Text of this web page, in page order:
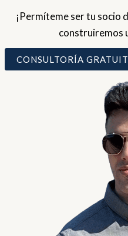
¡Permíteme ser tu socio
construiremos
CONSULTORÍA